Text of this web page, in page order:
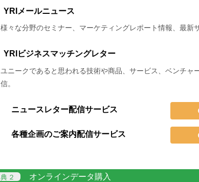
YRIメールニュース
様々な分野のセミナー、マーケティングレポート情報、最新
YRIビジネスマッチングレター
ユニークであると思われる技術や商品、サービス、ベンチ
信。
ニュースレター配信サービス
各種企画のご案内配信サービス
オンラインデータ購入